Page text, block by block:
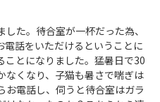
た。待合室が一杯だった為、
電話をいただけるということに
ことになりました。猛暑日で30
なくなり、子猫も暑さで喘ぎは
お電話し、伺うと待合室はガラ